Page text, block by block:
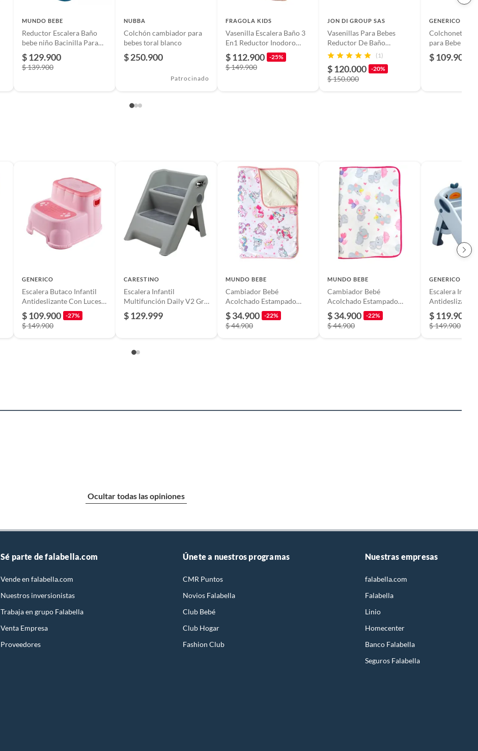
revisar bajo supervicion de un adulto responsable
revisar bajo supervicion de un adulto responsable
escaleras para inodoro de bebe
se entrega revisado
MUNDO BEBE
Reductor Escalera Baño
bebe niño Bacinilla Para
Bebé
$ 129.900
$ 139.900
NUBBA
Colchón cambiador para
bebes toral blanco
$ 250.900
Patrocinado
FRAGOLA KIDS
Vasenilla Escalera Baño 3
En1 Reductor Inodoro
Entrenamiento Rosa
$ 112.900 -25%
$ 149.900
JON DI GROUP SAS
Vasenillas Para Bebes
Reductor De Baño
Escalera Inodoro 3-1
(1)
$ 120.000 -20%
$ 150.000
GENERICO
Colchoneta
para Bebe
$ 109.900
GENERICO
Escalera Butaco Infantil
Antideslizante Con Luces
Para Baño
$ 109.900 -27%
$ 149.900
CARESTINO
Escalera Infantil
Multifunción Daily V2 Gris
Carestino
$ 129.999
MUNDO BEBE
Cambiador Bebé
Acolchado Estampado
Antialergico Impermeable
$ 34.900 -22%
$ 44.900
MUNDO BEBE
Cambiador Bebé
Acolchado Estampado
Antialergico Impermeable
$ 34.900 -22%
$ 44.900
GENERICO
Escalera
Antideslizante
$ 119.900
$ 149.900
Ocultar todas las opiniones
Sé parte de falabella.com
Vende en falabella.com
Nuestros inversionistas
Trabaja en grupo Falabella
Venta Empresa
Proveedores
Únete a nuestros programas
CMR Puntos
Novios Falabella
Club Bebé
Club Hogar
Fashion Club
Nuestras empresas
falabella.com
Falabella
Linio
Homecenter
Banco Falabella
Seguros Falabella